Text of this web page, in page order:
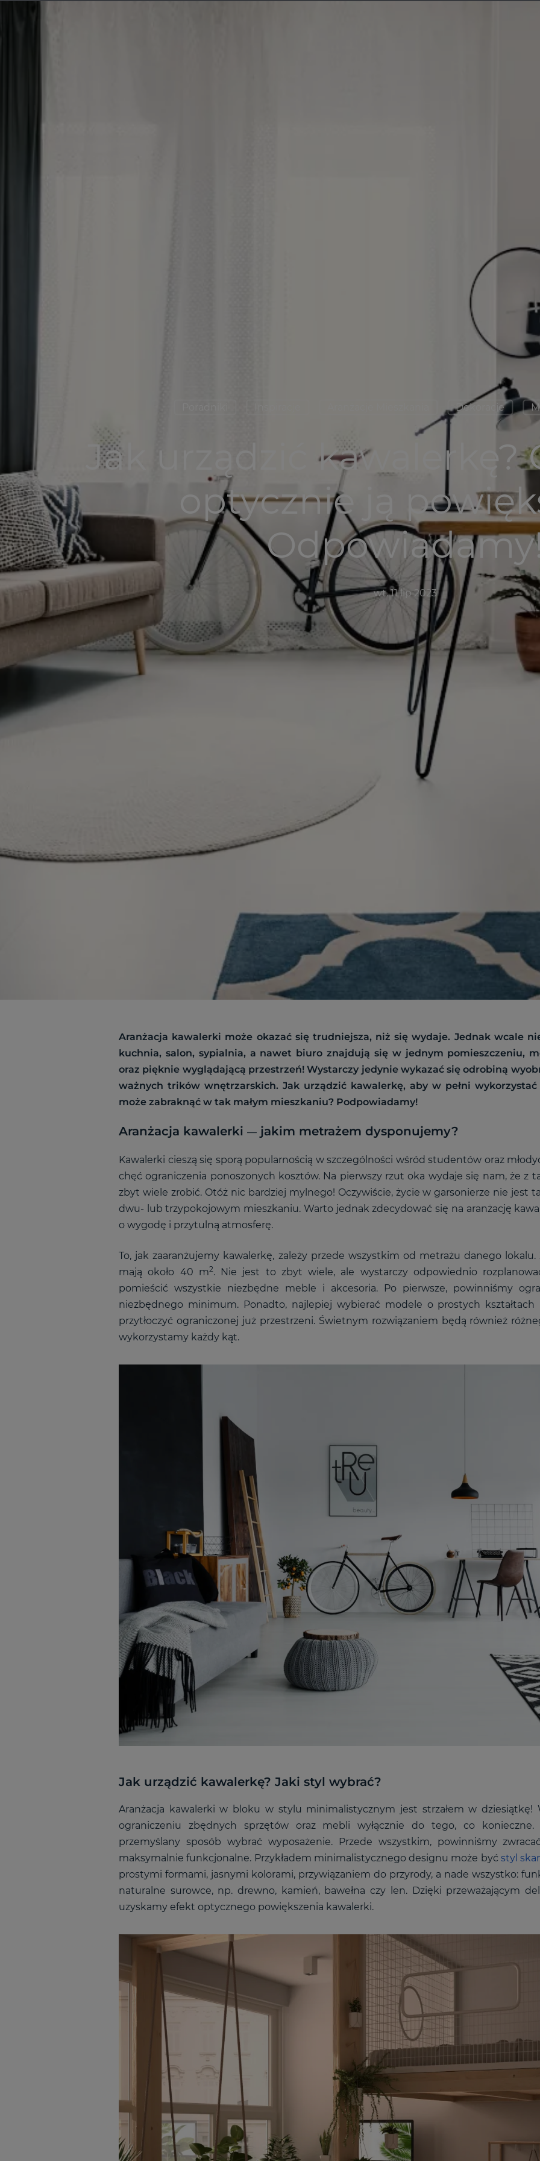
Dekoracje
Jak urządzić kawalerkę?
optycznie ją
wt. 11 lip 2023
Aranżacja kawalerki może okazać się trudniejsza, niż się wydaje. Jednak wcale
kuchnia, salon, sypialnia, a nawet biuro znajdują się w jednym pomieszczeniu,
oraz pięknie wyglądającą przestrzeń! Wystarczy jedynie wykazać się odrobiną
ważnych trików wnętrzarskich. Jak urządzić kawalerkę, aby w pełni
może zabraknąć w tak małym mieszkaniu? Podpowiadamy!
Aranżacja kawalerki — jakim metrażem dysponujemy?
Kawalerki cieszą się sporą popularnością w szczególności wśród studentów oraz
chęć ograniczenia ponoszonych kosztów. Na pierwszy rzut oka wydaje się nam, że z
zbyt wiele zrobić. Otóż nic bardziej mylnego! Oczywiście, życie w garsonierze nie jest
dwu- lub trzypokojowym mieszkaniu. Warto jednak zdecydować się na aranżację
o wygodę i przytulną atmosferę.
To, jak zaaranżujemy kawalerkę, zależy przede wszystkim od metrażu danego
mają około 40 m2. Nie jest to zbyt wiele, ale wystarczy odpowiednio
pomieścić wszystkie niezbędne meble i akcesoria. Po pierwsze, powinniśmy
niezbędnego minimum. Ponadto, najlepiej wybierać modele o prostych
przytłoczyć ograniczonej już przestrzeni. Świetnym rozwiązaniem będą również
wykorzystamy każdy kąt.
Jak urządzić kawalerkę? Jaki styl wybrać?
Aranżacja kawalerki w bloku w stylu minimalistycznym jest strzałem w dziesiątkę!
ograniczeniu zbędnych sprzętów oraz mebli wyłącznie do tego, co konieczne.
przemyślany sposób wybrać wyposażenie. Przede wszystkim, powinniśmy
maksymalnie funkcjonalne. Przykładem minimalistycznego designu może byćstyl
prostymi formami, jasnymi kolorami, przywiązaniem do przyrody, a nade wszystko:
naturalne surowce, np. drewno, kamień, bawełna czy len. Dzięki przeważającym
uzyskamy efekt optycznego powiększenia kawalerki.